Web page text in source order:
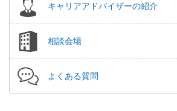
キャリアアドバイザーの紹介
相談会場
よくある質問